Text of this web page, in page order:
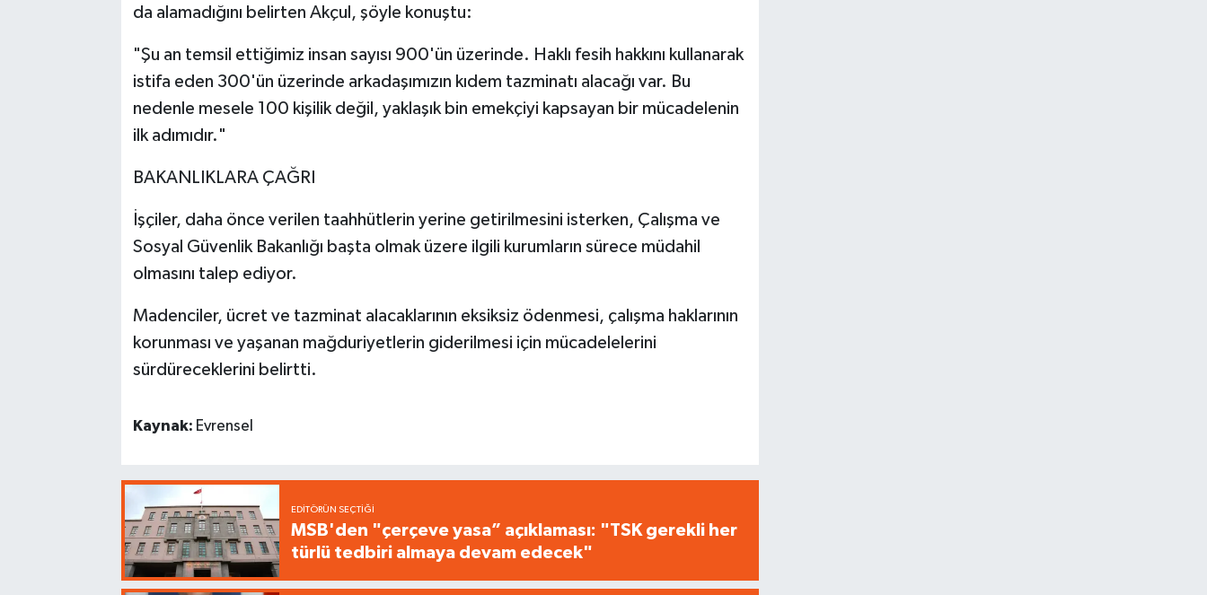
da alamadığını belirten Akçul, şöyle konuştu:
"Şu an temsil ettiğimiz insan sayısı 900'ün üzerinde. Haklı fesih hakkını kullanarak
istifa eden 300'ün üzerinde arkadaşımızın kıdem tazminatı alacağı var. Bu
nedenle mesele 100 kişilik değil, yaklaşık bin emekçiyi kapsayan bir mücadelenin
ilk adımıdır."
BAKANLIKLARA ÇAĞRI
İşçiler, daha önce verilen taahhütlerin yerine getirilmesini isterken, Çalışma ve
Sosyal Güvenlik Bakanlığı başta olmak üzere ilgili kurumların sürece müdahil
olmasını talep ediyor.
Madenciler, ücret ve tazminat alacaklarının eksiksiz ödenmesi, çalışma haklarının
korunması ve yaşanan mağduriyetlerin giderilmesi için mücadelelerini
sürdüreceklerini belirtti.
Kaynak: Evrensel
EDITÖRÜN SEÇTIĞI
MSB'den "çerçeve yasa” açıklaması: "TSK gerekli her
türlü tedbiri almaya devam edecek"